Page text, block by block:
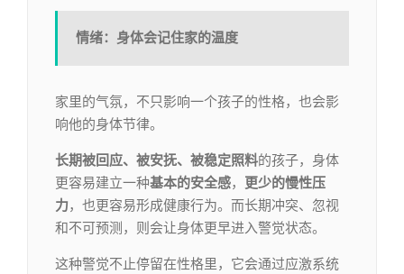
情绪：身体会记住家的温度
家里的气氛，不只影响一个孩子的性格，也会影
响他的身体节律。
长期被回应、被安抚、被稳定照料的孩子，身体
更容易建立一种基本的安全感，
更少的慢性压
力，也更容易形成健康行为。而长期冲突、忽视
和不可预测，则会让身体更早进入警觉状态。
这种警觉不止停留在性格里，它会通过应激系统